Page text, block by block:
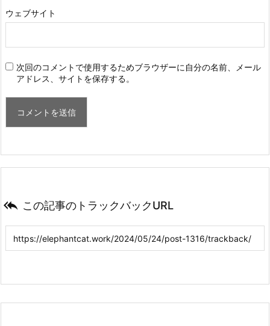
ウェブサイト
次回のコメントで使用するためブラウザーに自分の名前、メール
アドレス、サイトを保存する。
 この記事のトラックバックURL